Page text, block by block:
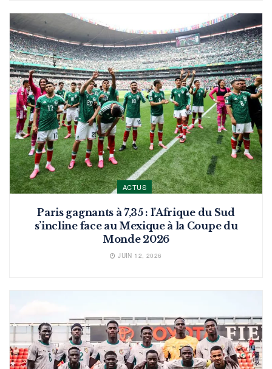
ACTUS
Paris gagnants à 7,35 : l’Afrique du Sud
s’incline face au Mexique à la Coupe du
Monde 2026
JUIN 12, 2026